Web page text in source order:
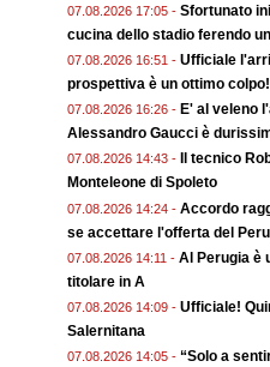
07.08.2026 17:05 - Sfortunato
cucina dello stadio ferendo
07.08.2026 16:51 - Ufficiale
prospettiva è un ottimo colpo!
07.08.2026 16:26 - E' al veleno
Alessandro Gaucci è
07.08.2026 14:43 -
Il tecnico
Monteleone di Spoleto
07.08.2026 14:24 - Accordo
se accettare l'offerta del
07.08.2026 14:11 - Al Perugia è
titolare in A
07.08.2026 14:09 - Ufficiale!
Salernitana
07.08.2026 14:05 - “Solo a